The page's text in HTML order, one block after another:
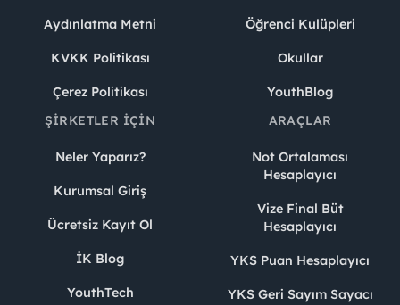
Aydınlatma Metni
KVKK Politikası
Çerez Politikası
Öğrenci Kulüpleri
Okullar
YouthBlog
ŞIRKETLER İÇIN
Neler Yaparız?
Kurumsal Giriş
Ücretsiz Kayıt Ol
İK Blog
YouthTech
ARAÇLAR
Not Ortalaması
Hesaplayıcı
Vize Final Büt
Hesaplayıcı
YKS Puan Hesaplayıcı
YKS Geri Sayım Sayacı